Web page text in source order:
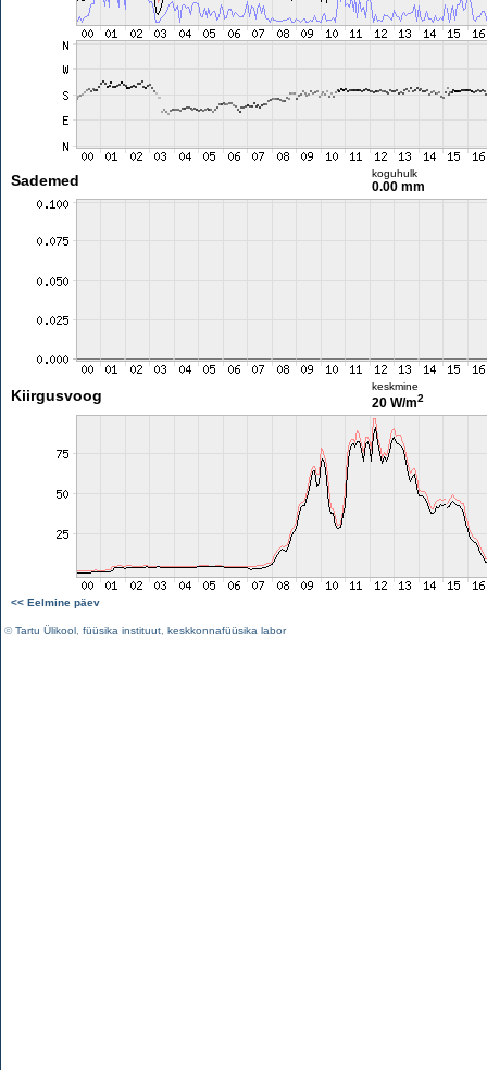
Sademed koguhulk
0.00 mm
Kiirgusvoog
keskmine
20 W/m2
<< Eelmine päev
©Tartu Ülikool füüsika instituut keskkonnafüüsika labor